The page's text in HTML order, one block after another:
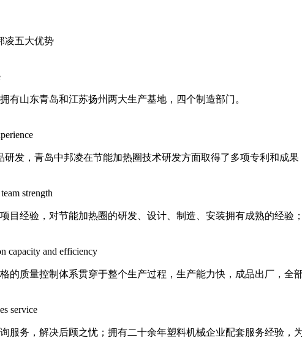
凌五大优势
有山东青岛和江苏扬州两大生产基地，四个制造部门。
发，青岛中邦凌在节能加热圈技术研发方面取得了多项专利和成果
strength
目经验，对节能加热圈的研发、设计、制造、安装拥有成熟的经验
capacity and efficiency
的质量控制体系贯穿于整个生产过程，生产能力快，成品出厂，全部
service
服务，解决后顾之忧；拥有二十余年塑料机械企业配套服务经验，